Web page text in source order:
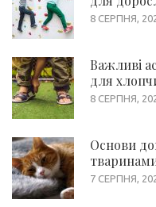
8 СЕРПНЯ,
Важливі
для
8 СЕРПНЯ,
Основи
7 СЕРПНЯ,